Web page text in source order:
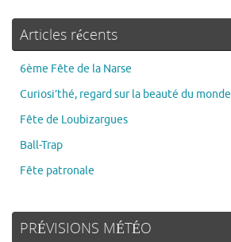
Articles récents
6ème Fête de la Narse
Curiosi’thé, regard sur la beauté du monde
Fête de Loubizargues
Ball-Trap
Fête patronale
PRÉVISIONS MÉTÉO